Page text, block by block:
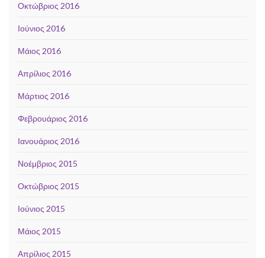
Οκτώβριος 2016
Ιούνιος 2016
Μάιος 2016
Απρίλιος 2016
Μάρτιος 2016
Φεβρουάριος 2016
Ιανουάριος 2016
Νοέμβριος 2015
Οκτώβριος 2015
Ιούνιος 2015
Μάιος 2015
Απρίλιος 2015